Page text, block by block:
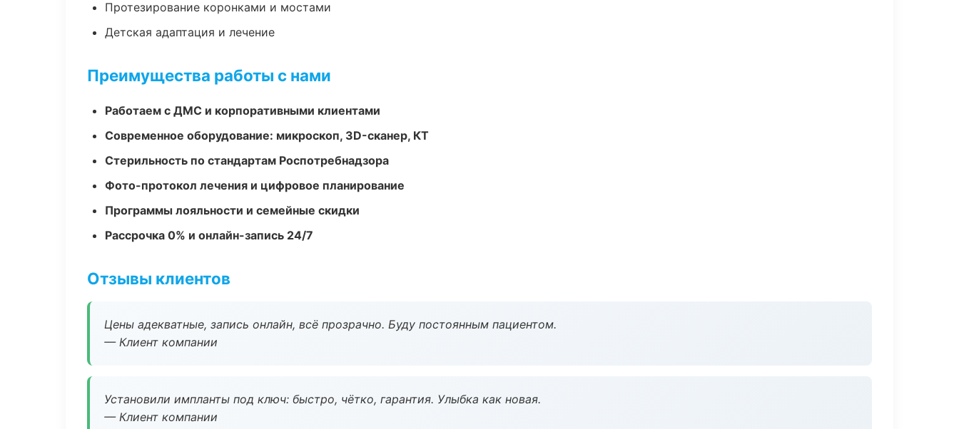
Протезирование коронками и мостами
Детская адаптация и лечение
Преимущества работы с нами
Работаем с ДМС и корпоративными клиентами
Современное оборудование: микроскоп, 3D-сканер, КТ
Стерильность по стандартам Роспотребнадзора
Фото-протокол лечения и цифровое планирование
Программы лояльности и семейные скидки
Рассрочка 0% и онлайн-запись 24/7
Отзывы клиентов
Цены адекватные, запись онлайн, всё прозрачно. Буду постоянным пациентом.
— Клиент компании
Установили импланты под ключ: быстро, чётко, гарантия. Улыбка как новая.
— Клиент компании